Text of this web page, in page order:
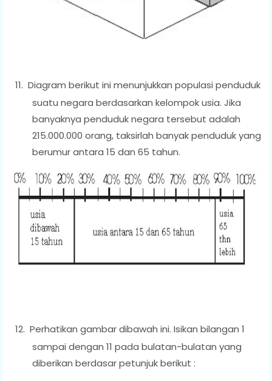
11. Diagram berikut ini menunjukkan populasi penduduk
suatu negara berdasarkan kelompok usia. Jika
banyaknya penduduk negara tersebut adalah
215.000.000 orang, taksirlah banyak penduduk yang
berumur antara 15 dan 65 tahun.
12. Perhatikan gambar dibawah ini. Isikan bilangan 1
sampai dengan 11 pada bulatan-bulatan yang
diberikan berdasar petunjuk berikut :